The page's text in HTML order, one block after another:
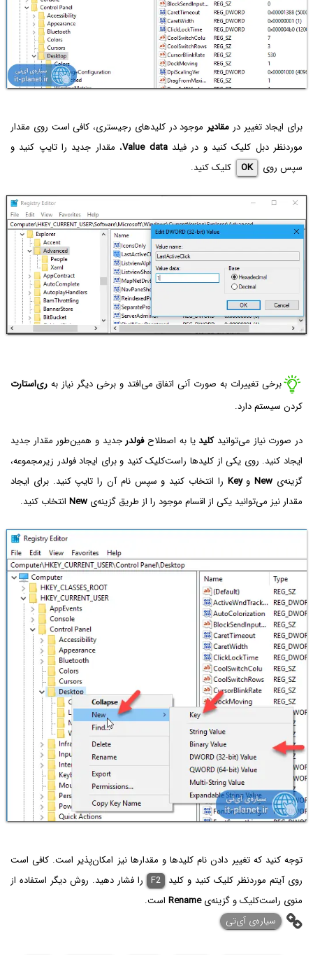
برای ایجاد تغییر در مقادیر موجود در کلیدهای رجیستری، کافی است روی مقدار
موردنظر دبل کلیک کنید و در فیلدValue data، مقدار جدید را تایپ کنید و
سپس روی
OK کلیک کنید.
برخی تغییرات به صورت آنی اتفاق می‌افتد و برخی دیگر نیاز به ری‌استارت
کردن سیستم دارد.
در صورت نیاز می‌توانیدکلیدیا به اصطلاحفولدر جدید و همین‌طور مقدار جدید
ایجاد کنید. روی یکی از کلیدها راست‌کلیک کنید و برای ایجاد فولدر زیرمجموعه،
گزینه‌ی NewوKey را انتخاب کنید و سپس نام آن را تایپ کنید. برای ایجاد
مقدار نیز می‌توانید یکی از اقسام موجود را از طریق گزینه‌ی New انتخاب کنید.
توجه کنید که تغییر دادن نام کلیدها و مقدارها نیز امکان‌پذیر است. کافی است
روی آیتم موردنظر کلیک کنید و کلید F2 را فشار دهید. روش دیگر استفاده از
منوی راست‌کلیک و گزینه‌یRename است.
سیاره‌ی ‌آی‌تی